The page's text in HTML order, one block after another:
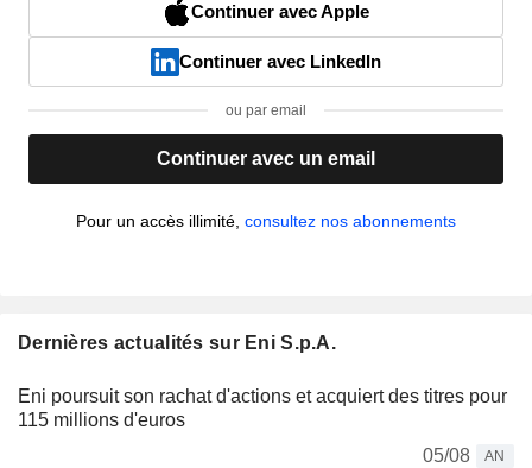
Continuer avec Apple
Continuer avec LinkedIn
ou par email
Continuer avec un email
Pour un accès illimité, consultez nos abonnements
Dernières actualités sur Eni S.p.A.
Eni poursuit son rachat d'actions et acquiert des titres pour
115 millions d'euros
05/08
AN